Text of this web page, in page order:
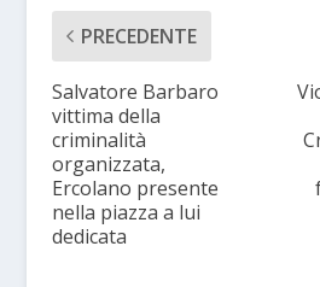
PRECEDENTE
Salvatore Barbaro
vittima della
criminalità
organizzata,
Ercolano presente
nella piazza a lui
dedicata